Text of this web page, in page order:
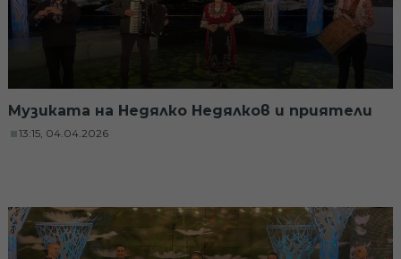
Музиката на Недялко Недялков и приятели
13:15, 04.04.2026